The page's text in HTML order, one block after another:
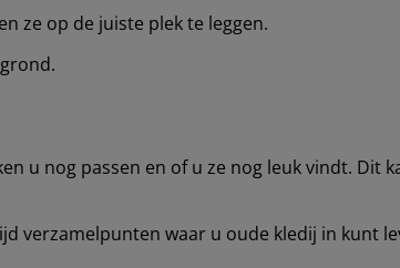
ze op de juiste plek te leggen.
u nog passen en of u ze nog leuk vindt. Dit
verzamelpunten waar u oude kledij in kunt